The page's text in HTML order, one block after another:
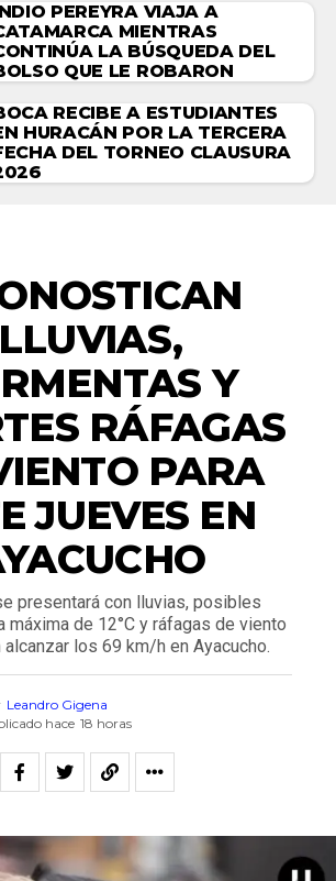
PEREYRA VIAJA A
MIENTRAS
LA BÚSQUEDA DEL
QUE LE ROBARON
RECIBE A ESTUDIANTES
HURACÁN POR LA TERCERA
DEL TORNEO CLAUSURA
LLUVIAS,
Y
RÁFAGAS
PARA
JUEVES EN
presentará con lluvias, posibles
máxima de 12°C y ráfagas de viento
alcanzar los 69 km/h en Ayacucho.
Leandro Gigena
hace 18 horas